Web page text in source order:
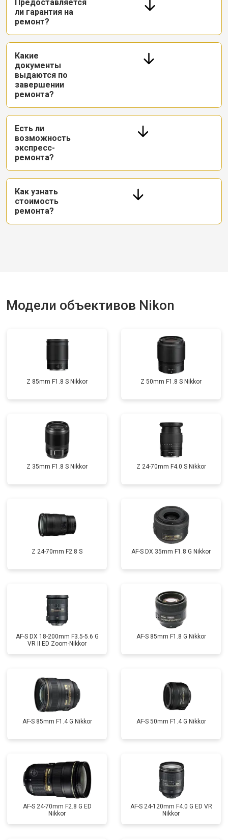
Предоставляется
ли гарантия на
ремонт?
Какие
документы
выдаются по
завершении
ремонта?
Есть ли
возможность
экспресс-
ремонта?
Как узнать
стоимость
ремонта?
Модели объективов Nikon
Z 85mm F1.8 S Nikkor Z 50mm F1.8 S Nikkor
Z 35mm F1.8 S Nikkor Z 24-70mm F4.0 S Nikkor
Z 24-70mm F2.8 S AF-S DX 35mm F1.8 G Nikkor
AF-S DX 18-200mm F3.5-5.6 G
VR II ED Zoom-Nikkor
AF-S 85mm F1.8 G Nikkor
AF-S 85mm F1.4 G Nikkor AF-S 50mm F1.4 G Nikkor
AF-S 24-70mm F2.8 G ED
Nikkor
AF-S 24-120mm F4.0 G ED VR
Nikkor